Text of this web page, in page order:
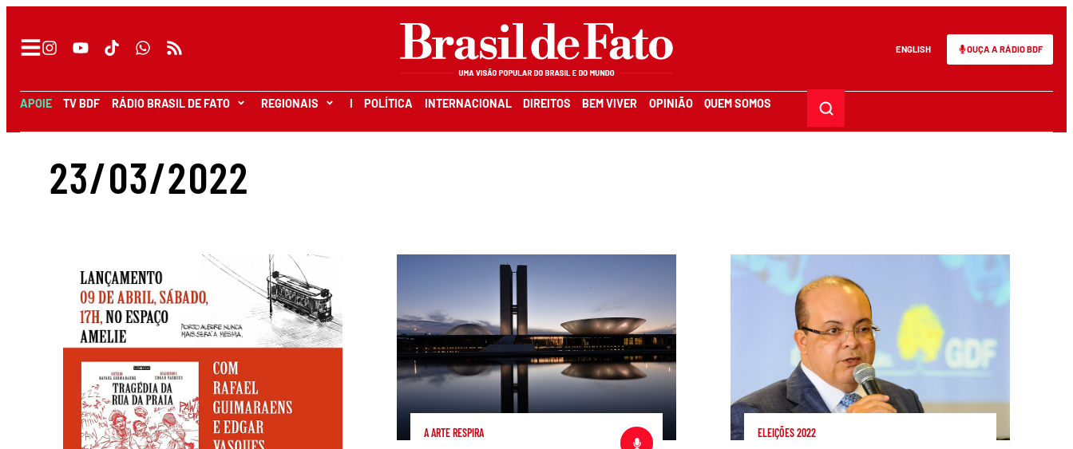
ENGLISH OUÇA A RÁDIO BDF
APOIE TV BDF RÁDIO BRASIL DE FATO REGIONAIS I POLÍTICA INTERNACIONAL DIREITOS BEM VIVER OPINIÃO QUEM SOMOS
23/03/2022
A ARTE RESPIRA ELEIÇÕES 2022